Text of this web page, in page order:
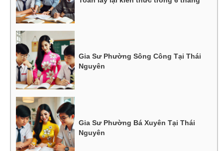
Gia Sư Phường Sông Công Tại Thái
Nguyên
Gia Sư Phường Bá Xuyên Tại Thái
Nguyên